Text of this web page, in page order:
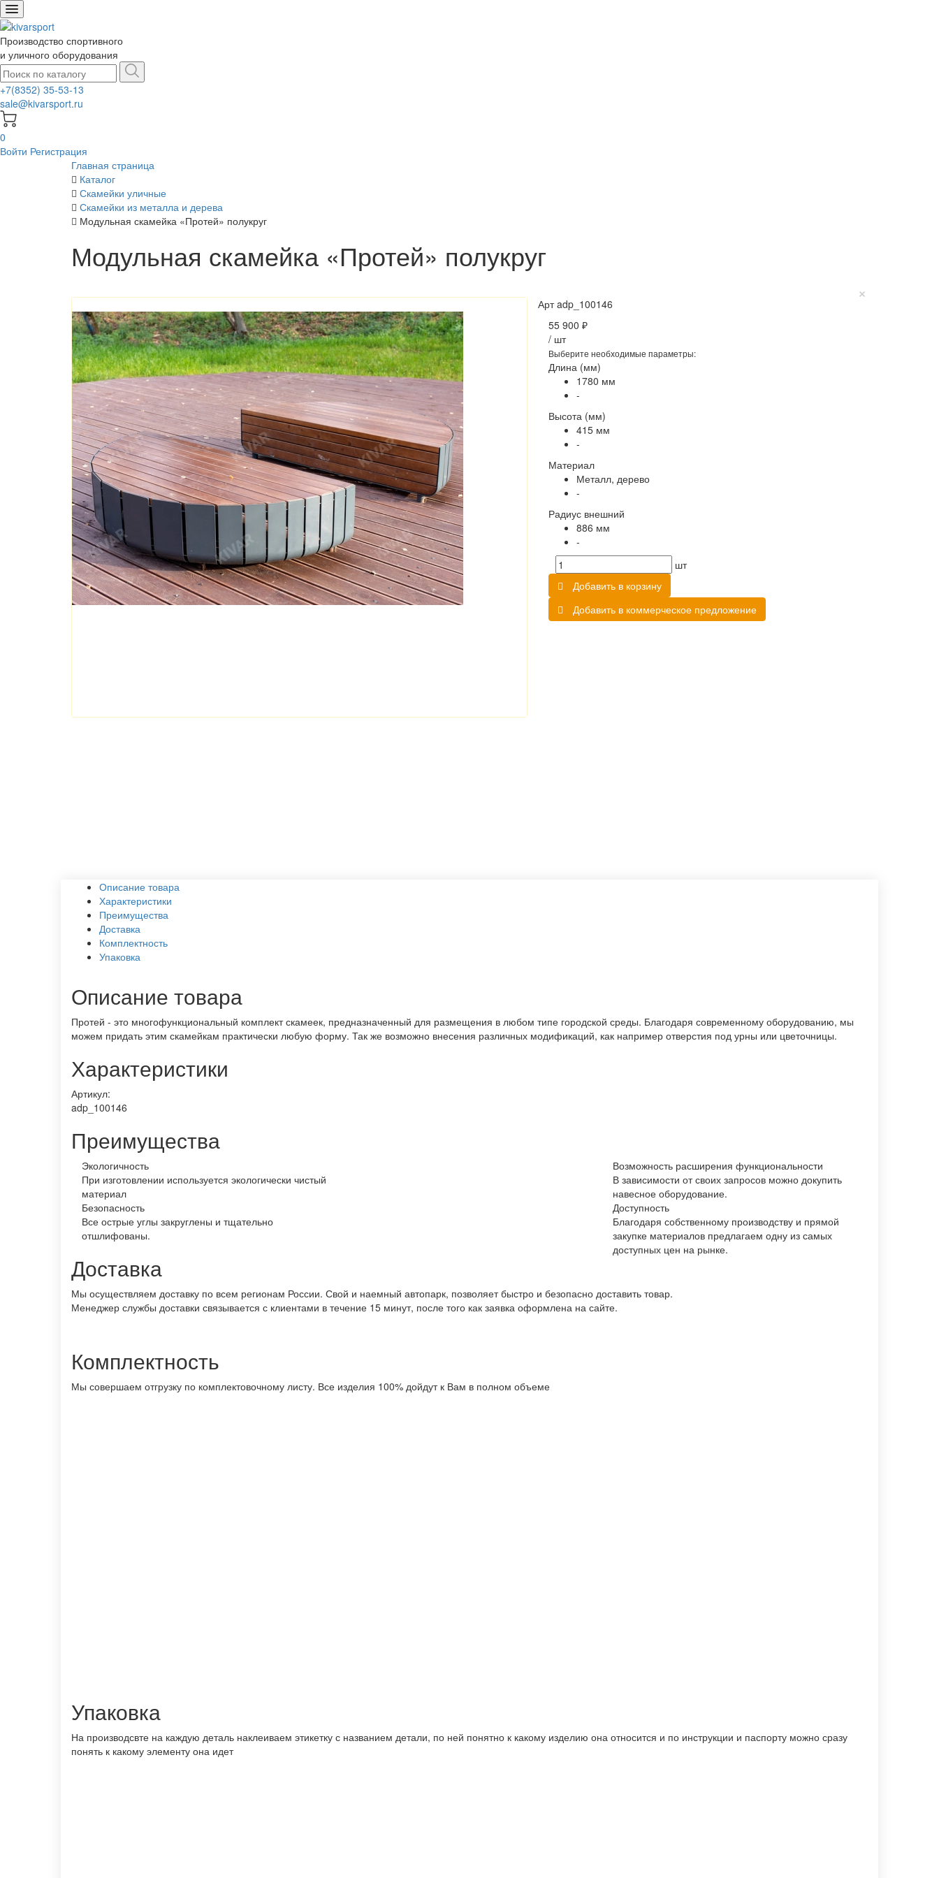
Производство спортивного
и уличного оборудования
+7(8352) 35-53-13
sale@kivarsport.ru
0
Войти Регистрация
Главная страница
Каталог
Скамейки уличные
Скамейки из металла и дерева
Модульная скамейка «Протей» полукруг
Модульная скамейка «Протей» полукруг
Артadp_100146
55 900 ₽
/ шт
Выберите необходимые параметры:
Длина (мм)
1780 мм
-
Высота (мм)
415 мм
-
Материал
Металл, дерево
-
Радиус внешний
886 мм
-
шт
Добавить в корзину
Добавить в коммерческое предложение
Описание товара
Характеристики
Преимущества
Доставка
Комплектность
Упаковка
Описание товара
Протей - это многофункциональный комплект скамеек, предназначенный для размещения в любом типе городской среды. Благодаря современному оборудованию, мы
можем придать этим скамейкам практически любую форму. Так же возможно внесения различных модификаций, как например отверстия под урны или цветочницы.
Характеристики
Артикул:
adp_100146
Преимущества
Экологичность
При изготовлении используется экологически чистый
материал
Безопасность
Все острые углы закруглены и тщательно
отшлифованы.
Возможность расширения функциональности
В зависимости от своих запросов можно докупить
навесное оборудование.
Доступность
Благодаря собственному производству и прямой
закупке материалов предлагаем одну из самых
доступных цен на рынке.
Доставка
Мы осуществляем доставку по всем регионам России. Свой и наемный автопарк, позволяет быстро и безопасно доставить товар.
Менеджер службы доставки связывается с клиентами в течение 15 минут, после того как заявка оформлена на сайте.
Комплектность
Мы совершаем отгрузку по комплектовочному листу. Все изделия 100% дойдут к Вам в полном объеме
Упаковка
На производсвте на каждую деталь наклеиваем этикетку с названием детали, по ней понятно к какому изделию она относится и по инструкции и паспорту можно сразу
понять к какому элементу она идет